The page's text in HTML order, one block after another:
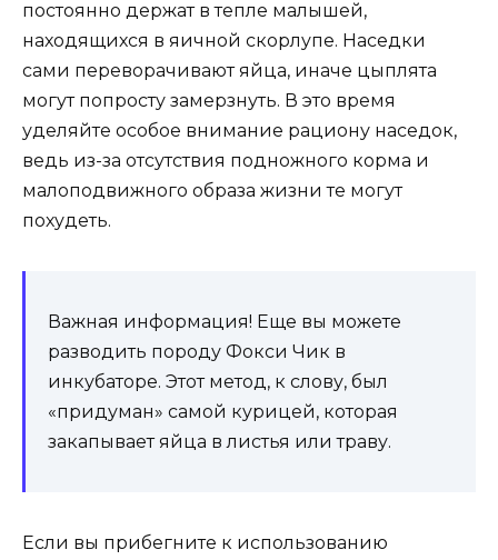
постоянно держат в тепле малышей,
находящихся в яичной скорлупе. Наседки
сами переворачивают яйца, иначе цыплята
могут попросту замерзнуть. В это время
уделяйте особое внимание рациону наседок,
ведь из-за отсутствия подножного корма и
малоподвижного образа жизни те могут
похудеть.
Важная информация! Еще вы можете
разводить породу Фокси Чик в
инкубаторе. Этот метод, к слову, был
«придуман» самой курицей, которая
закапывает яйца в листья или траву.
Если вы прибегните к использованию